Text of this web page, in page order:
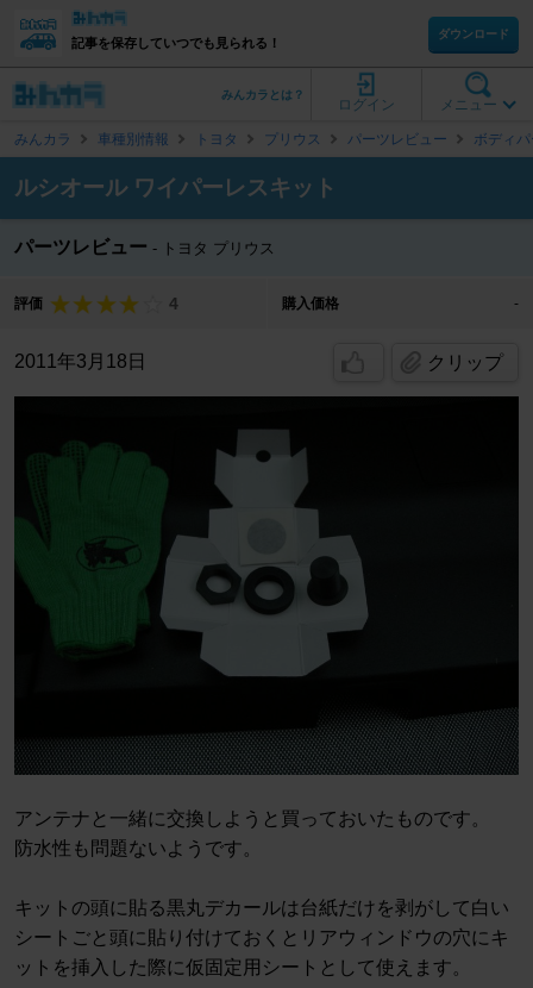
記事を保存していつでも見られる！
ダウンロード
メニュー
ログイン
みんカラとは？
みんカラ 車種別情報 トヨタ プリウス パーツレビュー ボディ
ルシオール ワイパーレスキット
パーツレビュー トヨタ プリウス
評価 4 購入価格 -
2011年3月18日 クリップ
アンテナと一緒に交換しようと買っておいたものです。
防水性も問題ないようです。
キットの頭に貼る黒丸デカールは台紙だけを剥がして白い
シートごと頭に貼り付けておくとリアウィンドウの穴にキ
ットを挿入した際に仮固定用シートとして使えます。